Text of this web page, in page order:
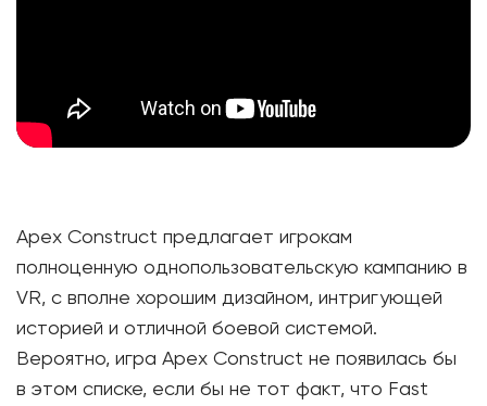
Apex Construct предлагает игрокам
полноценную однопользовательскую кампанию в
VR, с вполне хорошим дизайном, интригующей
историей и отличной боевой системой.
Вероятно, игра Apex Construct не появилась бы
в этом списке, если бы не тот факт, что Fast